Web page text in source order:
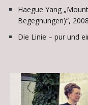
Haegue Yang
Begegnungen)“, 2008
Die Linie – pur und